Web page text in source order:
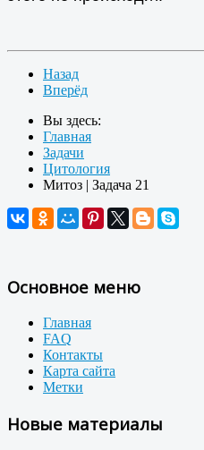
Назад
Вперёд
Вы здесь:
Главная
Задачи
Цитология
Митоз | Задача 21
Основное меню
Главная
FAQ
Контакты
Карта сайта
Метки
Новые материалы